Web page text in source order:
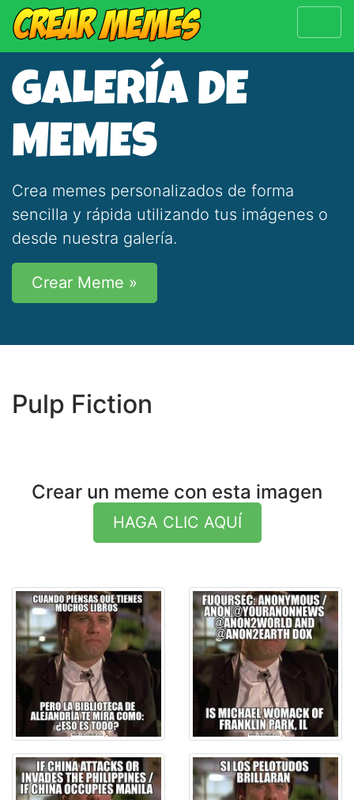
GALERÍA DE
MEMES
Crea memes personalizados de forma
sencilla y rápida utilizando tus imágenes o
desde nuestra galería.
Crear Meme »
Pulp Fiction
Crear un meme con esta imagen
HAGA CLIC AQUÍ